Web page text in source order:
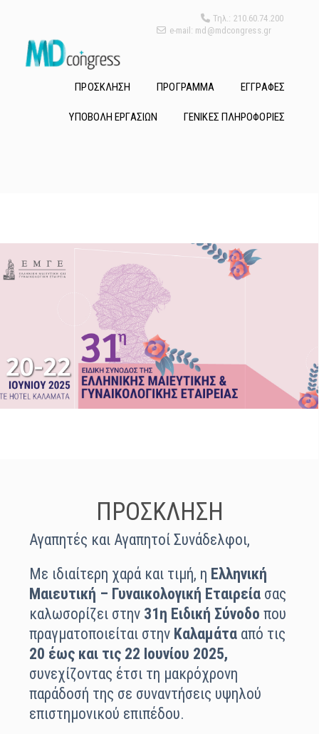
Τηλ.: 210.60.74.200
e-mail: md@mdcongress.gr
ΠΡΟΣΚΛΗΣΗ ΠΡΟΓΡΑΜΜΑ ΕΓΓΡΑΦΕΣ
ΥΠΟΒΟΛΗ ΕΡΓΑΣΙΩΝ ΓΕΝΙΚΕΣ ΠΛΗΡΟΦΟΡΙΕΣ
ΠΡΟΣΚΛΗΣΗ
Αγαπητές και Αγαπητοί Συνάδελφοι,
Με ιδιαίτερη χαρά και τιμή, η Ελληνική
Μαιευτική – Γυναικολογική Εταιρεία σας
καλωσορίζει στην 31η Ειδική Σύνοδο που
πραγματοποιείται στην Καλαμάτα από τις
20 έως και τις 22 Ιουνίου 2025,
συνεχίζοντας έτσι τη μακρόχρονη
παράδοσή της σε συναντήσεις υψηλού
επιστημονικού επιπέδου.